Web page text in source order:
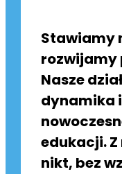
Stawiamy
rozwijamy
Nasze
dynamika
edukacji.
nikt, bez